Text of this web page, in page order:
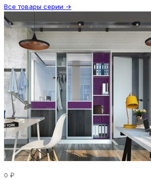
Все товары серии →
0 ₽